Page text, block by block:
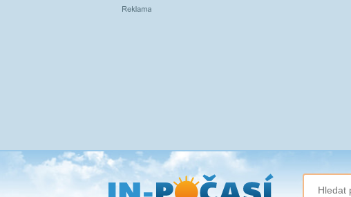
Přejít
na
hlavní
obsah